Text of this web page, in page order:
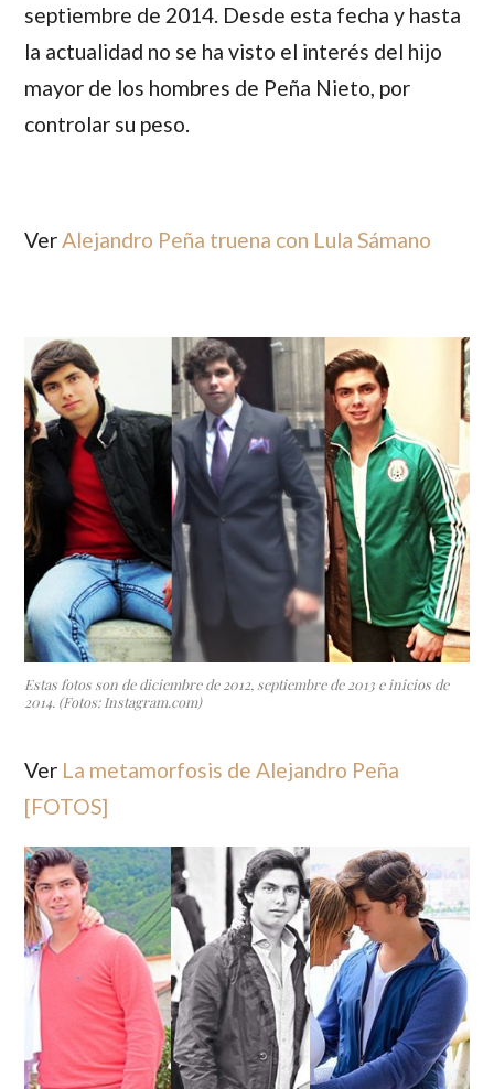
septiembre de 2014. Desde esta fecha y hasta
la actualidad no se ha visto el interés del hijo
mayor de los hombres de Peña Nieto, por
controlar su peso.
VerAlejandro Peña truena con Lula Sámano
Estas fotos son de diciembre de 2012, septiembre de 2013 e inicios de
2014. (Fotos: Instagram.com)
Ver La metamorfosis de Alejandro Peña
[FOTOS]